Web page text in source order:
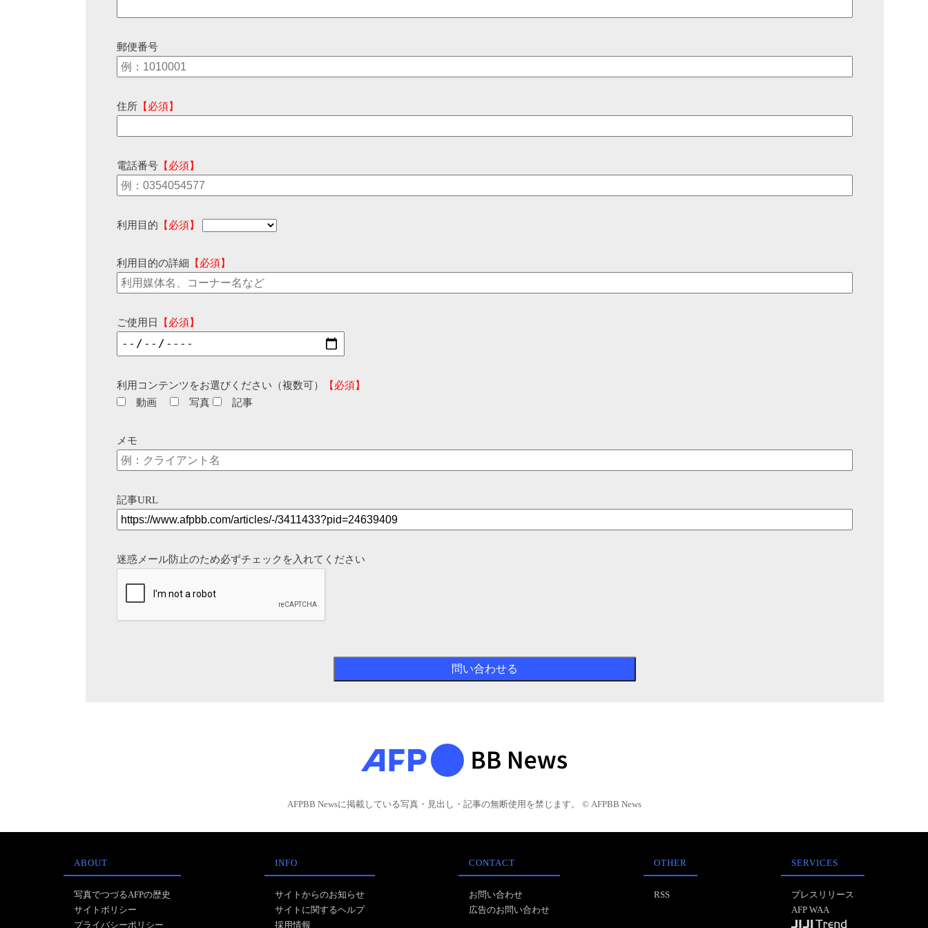
郵便番号
住所 【必須】
電話番号 【必須】
利用目的 【必須】
利用目的の詳細 【必須】
ご使用日 【必須】
利用コンテンツをお選びください（複数可）
【必須】
動画
写真 記事
メモ
記事URL
迷惑メール防止のため必ずチェックを入れてください
AFPBB Newsに掲載している写真・見出し・記事の無断使用を禁じます。 © AFPBB News
ABOUT
写真でつづるAFPの歴史
サイトポリシー
プライバシーポリシー
INFO
サイトからのお知らせ
サイトに関するヘルプ
採用情報
CONTACT
お問い合わせ
広告のお問い合わせ
OTHER
RSS
SERVICES
プレスリリース
AFP WAA